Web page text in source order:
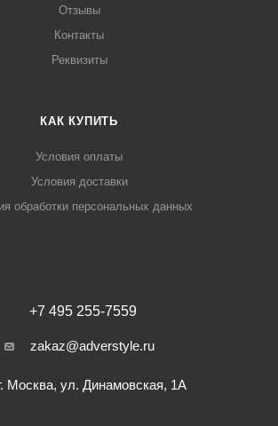
Отзывы
Контакты
Реквизиты
КАК КУПИТЬ
Условия оплаты
Условия доставки
обработки персональных данных
+7 495 255-7559
zakaz@adverstyle.ru
Москва, ул. Динамовская, 1А